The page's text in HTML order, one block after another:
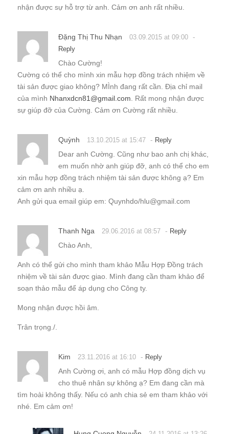
nhận được sự hỗ trợ từ anh. Cảm ơn anh rất nhiều.
Đặng Thị Thu Nhạn 03.09.2015 at 09:00 -
Reply
Chào Cường!
Cường có thể cho mình xin mẫu hợp đồng trách nhiệm về
tài sản được giao không? MÌnh đang rất cần. Địa chỉ mail
của mình Nhanxdcn81@gmail.com . Rất mong nhận được
sự giúp đỡ của Cường. Cảm ơn Cường rất nhiều.
Quỳnh 13.10.2015 at 15:47 - Reply
Dear anh Cường. Cũng như bao anh chị khác,
em muốn nhờ anh giúp đỡ, anh có thể cho em
xin mẫu hợp đồng trách nhiệm tài sản được không ạ? Em
cảm ơn anh nhiều ạ.
Anh gửi qua email giúp em: Quynhdo/hlu@gmail.com
Thanh Nga 29.06.2016 at 08:57 - Reply
Chào Anh,
Anh có thể gửi cho mình tham khảo Mẫu Hợp Đồng trách
nhiệm về tài sản được giao. Mình đang cần tham khảo để
soạn thảo mẫu để áp dụng cho Công ty.
Mong nhận được hồi âm.
Trân trọng./.
Kim 23.11.2016 at 16:10 - Reply
Anh Cường ơi, anh có mẫu Hợp đồng dịch vụ
cho thuê nhân sự không ạ? Em đang cần mà
tìm hoài không thấy. Nếu có anh chia sẻ em tham khảo với
nhé. Em cảm ơn!